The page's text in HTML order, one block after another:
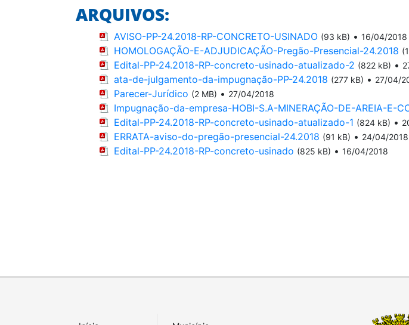
ARQUIVOS:
AVISO-PP-24.2018-RP-CONCRETO-USINADO (93 kB) • 16/04/2018
HOMOLOGAÇÃO-E-ADJUDICAÇÃO-Pregão-Presencial-24.2018
Edital-PP-24.2018-RP-concreto-usinado-atualizado-2 (822 kB) •
ata-de-julgamento-da-impugnação-PP-24.2018 (277 kB) • 27/04/
Parecer-Jurídico (2 MB) • 27/04/2018
Impugnação-da-empresa-HOBI-S.A-MINERAÇÃO-DE-AREIA-E-
Edital-PP-24.2018-RP-concreto-usinado-atualizado-1 (824 kB) •
ERRATA-aviso-do-pregão-presencial-24.2018 (91 kB) • 24/04/2018
Edital-PP-24.2018-RP-concreto-usinado (825 kB) • 16/04/2018